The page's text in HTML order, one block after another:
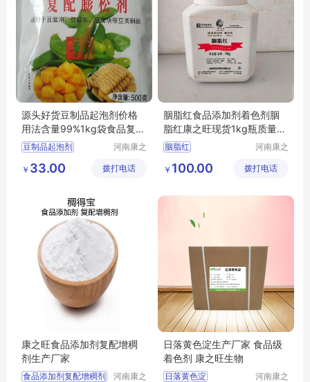
源头好货豆制品起泡剂价格
用法含量99%1kg袋食品复配
添加剂康之旺品质保证
豆制品起泡剂
河南康之
技有限公
￥ 33.00 拨打电话
胭脂红食品添加剂着色剂胭
脂红康之旺现货1kg瓶质量保
证
胭脂红
河南康之
技有限公
￥ 100.00 拨打电话
康之旺食品添加剂复配增稠
剂生产厂家
食品添加剂复配增稠剂 河南康之
日落黄色淀生产厂家 食品级
着色剂 康之旺生物
日落黄色淀 河南康之